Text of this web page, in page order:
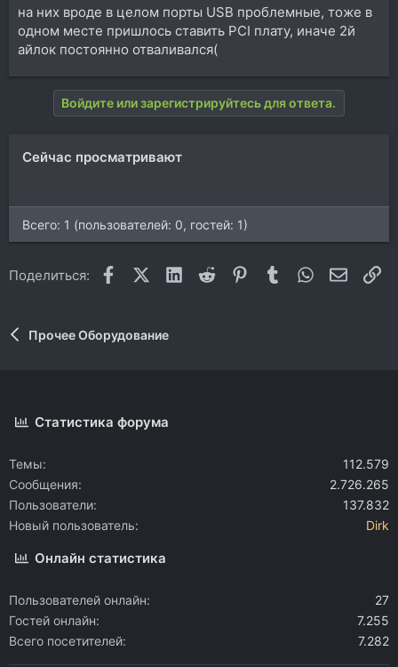
на них вроде в целом порты USB проблемные, тоже в
одном месте пришлось ставить PCI плату, иначе 2й
айлок постоянно отваливался(
Войдите или зарегистрируйтесь для ответа.
Сейчас просматривают
Всего: 1 (пользователей: 0, гостей: 1)
Поделиться: FacebookX (Twitter)
LinkedIn
Reddit Pinterest
Tumblr WhatsApp
Прочее Оборудование
Статистика форума
Темы
112.579
Сообщения
2.726.265
Пользователи
137.832
Новый пользователь
Dirk
Онлайн статистика
Пользователей онлайн
27
Гостей онлайн
7.255
Всего посетителей
7.282